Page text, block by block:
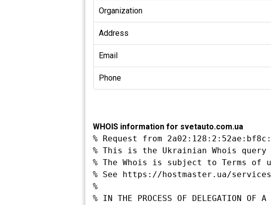
Organization
Address
Email
Phone
WHOIS information for svetauto.com.ua
% Request from
% This is the Ukrainian Whois query
% The Whois is subject to Terms of
% See https://hostmaster.ua/
%
% IN THE PROCESS OF DELEGATION OF A